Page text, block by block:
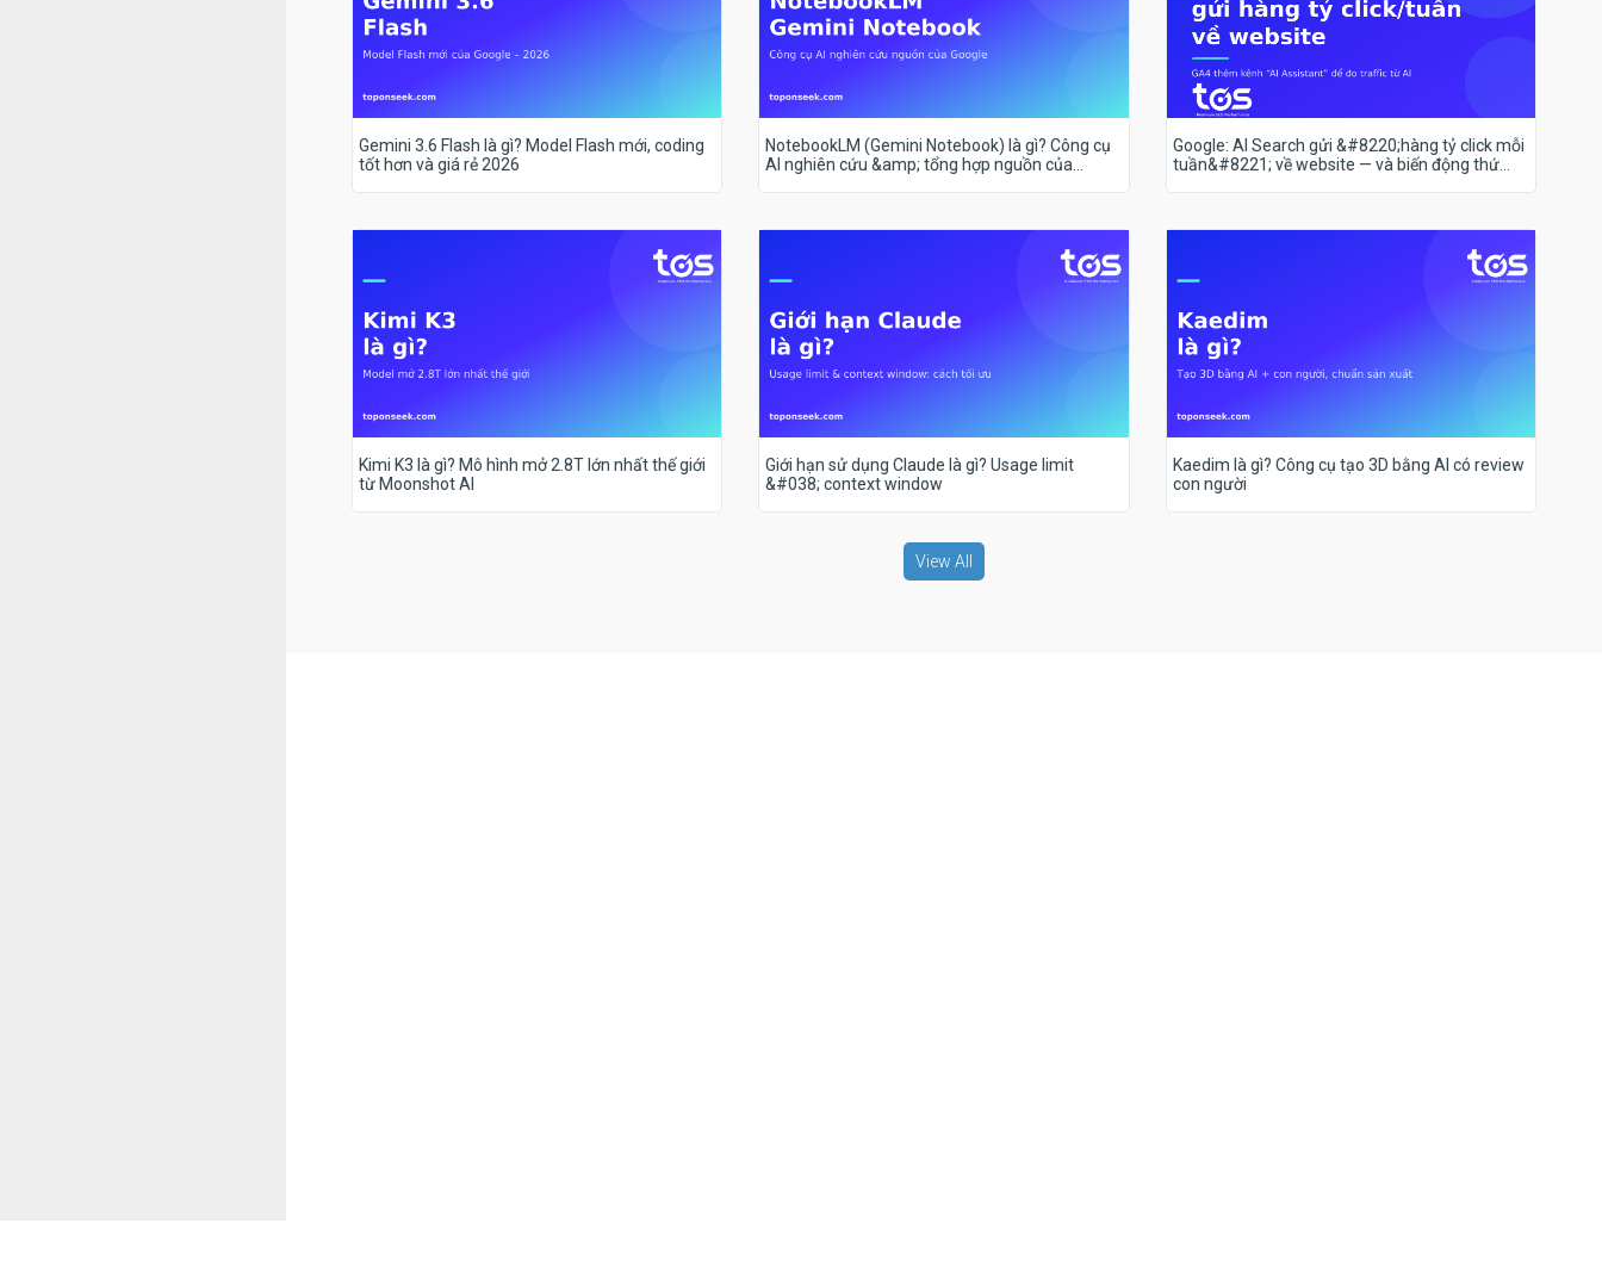
Gemini 3.6 Flash là gì? Model Flash mới, coding
tốt hơn và giá rẻ 2026
NotebookLM (Gemini Notebook) là gì? Công cụ
AI nghiên cứu &amp; tổng hợp nguồn của
Google: AI Search gửi &#8220;hàng tỷ click mỗi
tuần&#8221; về website — và biến động thứ
Kimi K3 là gì? Mô hình mở 2.8T lớn nhất thế giới
từ Moonshot AI
Giới hạn sử dụng Claude là gì? Usage limit
&#038; context window
Kaedim là gì? Công cụ tạo 3D bằng AI có review
con người
View All